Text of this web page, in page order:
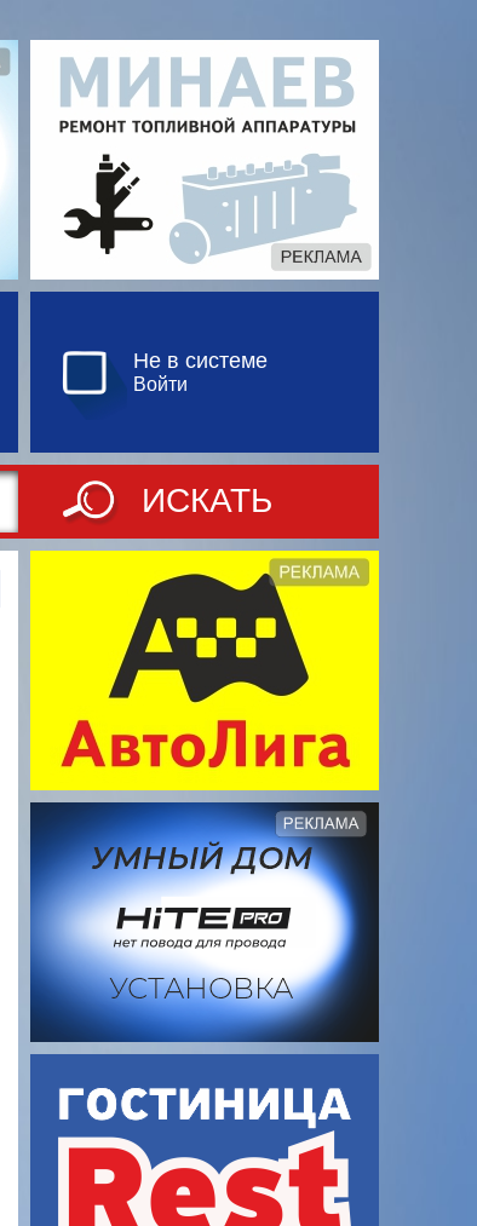
Не в системе
Войти
ИСКАТЬ